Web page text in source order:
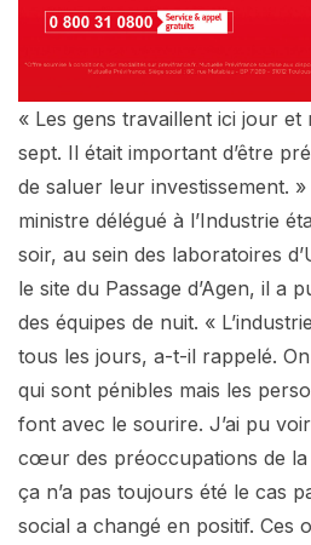
« Les gens travaillent ici jour
sept. Il était important d’être
de saluer leur investissement.
ministre délégué à l’Industrie
soir, au sein des laboratoires
le site du Passage d’Agen, il a
des équipes de nuit. «
tous les jours, a-t-il rappelé.
qui sont pénibles mais les
font avec le sourire. J’ai pu
cœur des préoccupations de la
ça n’a pas toujours été le cas
social a changé en positif. Ces